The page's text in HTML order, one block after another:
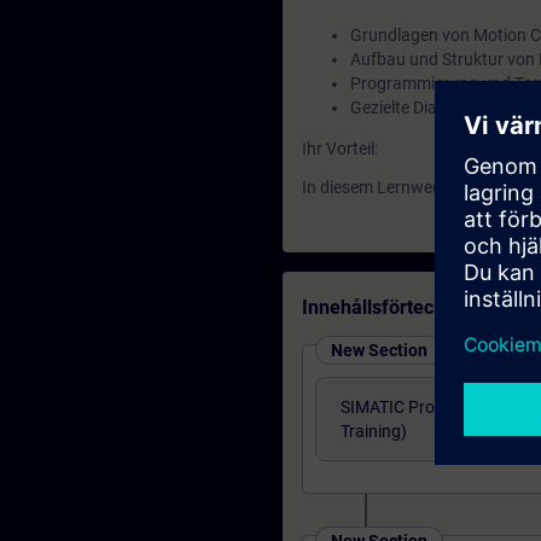
Grundlagen von Motion
Aufbau und Struktur
Programmierung und
Gezielte Diagnose und
Ihr Vorteil:
In diesem Lernweg erwerben
Innehållsförteckning
New Section
SIMATIC Programming 1
Training)